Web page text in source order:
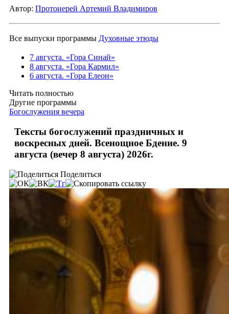
Автор: Протоиерей Артемий Владимиров
Все выпуски программы Духовные этюды
7 августа. «Гора Синай»
8 августа. «Гора Кармил»
6 августа. «Гора Елеон»
Читать полностью
Другие программы
Богослужения вечера
Тексты богослужений праздничных и
воскресных дней. Всенощное Бдение. 9
августа (вечер 8 августа) 2026г.
Поделиться